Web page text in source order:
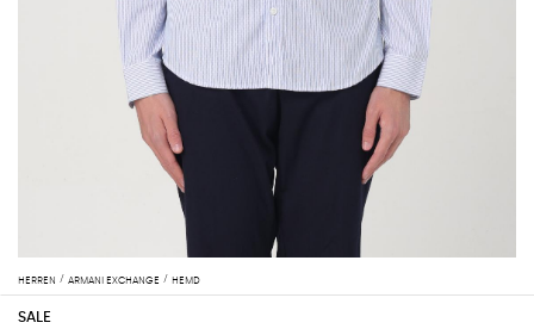
HERREN ARMANI EXCHANGE HEMD